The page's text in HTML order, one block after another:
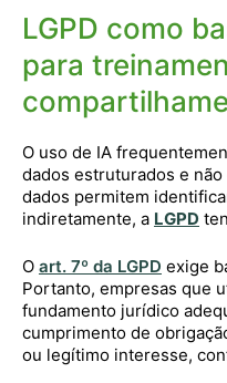
LGPD como
para
O uso de IA
dados estruturados e
dados permitem
indiretamente, a LGPD
O art. 7º da LGPD exige
Portanto, empresas que
fundamento jurídico
cumprimento de
ou legítimo interesse,